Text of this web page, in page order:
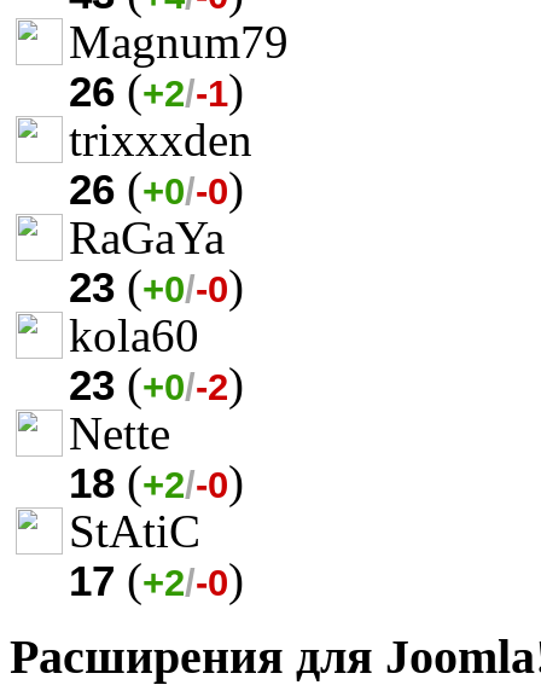
Magnum79
26 (+2/-1)
trixxxden
26 (+0/-0)
RaGaYa
23 (+0/-0)
kola60
23 (+0/-2)
Nette
18 (+2/-0)
StAtiC
17 (+2/-0)
Расширения для